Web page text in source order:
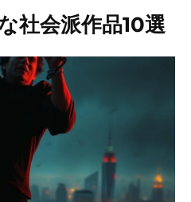
社会派作品10選